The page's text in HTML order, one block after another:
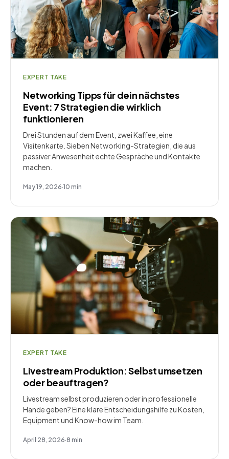
EXPERT TAKE
Networking Tipps für dein nächstes
Event: 7 Strategien die wirklich
funktionieren
Drei Stunden auf dem Event, zwei Kaffee, eine
Visitenkarte. Sieben Networking-Strategien, die aus
passiver Anwesenheit echte Gespräche und Kontakte
machen.
May 19, 2026·10 min
EXPERT TAKE
Livestream Produktion: Selbst umsetzen
oder beauftragen?
Livestream selbst produzieren oder in professionelle
Hände geben? Eine klare Entscheidungshilfe zu Kosten,
Equipment und Know-how im Team.
April 28, 2026·8 min